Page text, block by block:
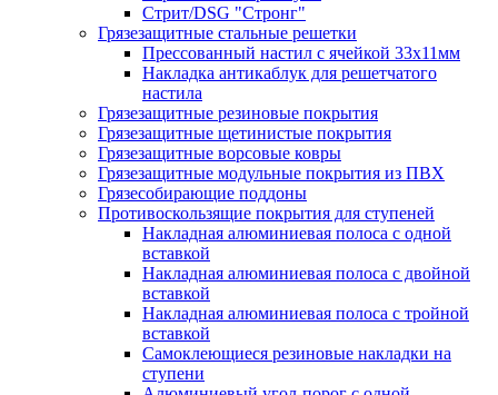
Стрит/DSG "Стронг"
Грязезащитные стальные решетки
Прессованный настил с ячейкой 33х11мм
Накладка антикаблук для решетчатого
настила
Грязезащитные резиновые покрытия
Грязезащитные щетинистые покрытия
Грязезащитные ворсовые ковры
Грязезащитные модульные покрытия из ПВХ
Грязесобирающие поддоны
Противоскользящие покрытия для ступеней
Накладная алюминиевая полоса с одной
вставкой
Накладная алюминиевая полоса с двойной
вставкой
Накладная алюминиевая полоса с тройной
вставкой
Самоклеющиеся резиновые накладки на
ступени